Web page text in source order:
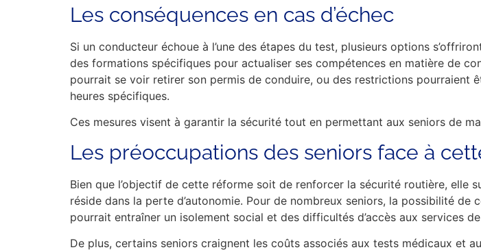
Les conséquences en cas d’échec
Si un conducteur échoue à l’une des étapes du test, plusieurs options
des formations spécifiques pour actualiser ses compétences en matière de
pourrait se voir retirer son permis de conduire, ou des restrictions
heures spécifiques.
Ces mesures visent à garantir la sécurité tout en permettant aux seniors de
Les préoccupations des seniors face à
Bien que l’objectif de cette réforme soit de renforcer la sécurité routière, elle
réside dans la perte d’autonomie. Pour de nombreux seniors, la possibilité
pourrait entraîner un isolement social et des difficultés d’accès aux services
De plus, certains seniors craignent les coûts associés aux tests médicaux et